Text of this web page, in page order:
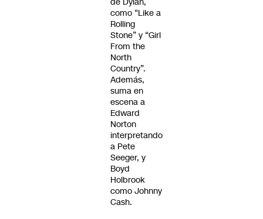
como “Like a
Rolling
Stone” y “Girl
From the
North
Country”.
Además,
suma en
escena a
Edward
Norton
interpretando
a Pete
Seeger, y
Boyd
Holbrook
como Johnny
Cash.